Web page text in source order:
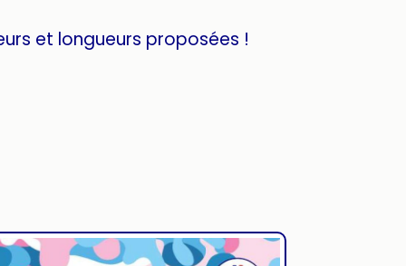
et longueurs proposées !